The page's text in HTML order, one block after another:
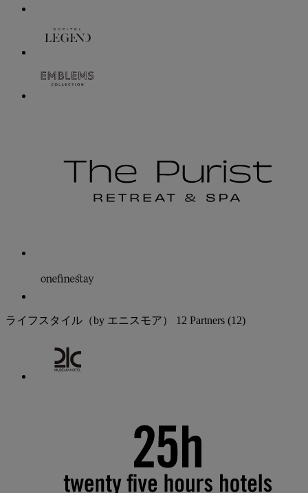
ライフスタイル（by エニスモア） 12 Partners (12)